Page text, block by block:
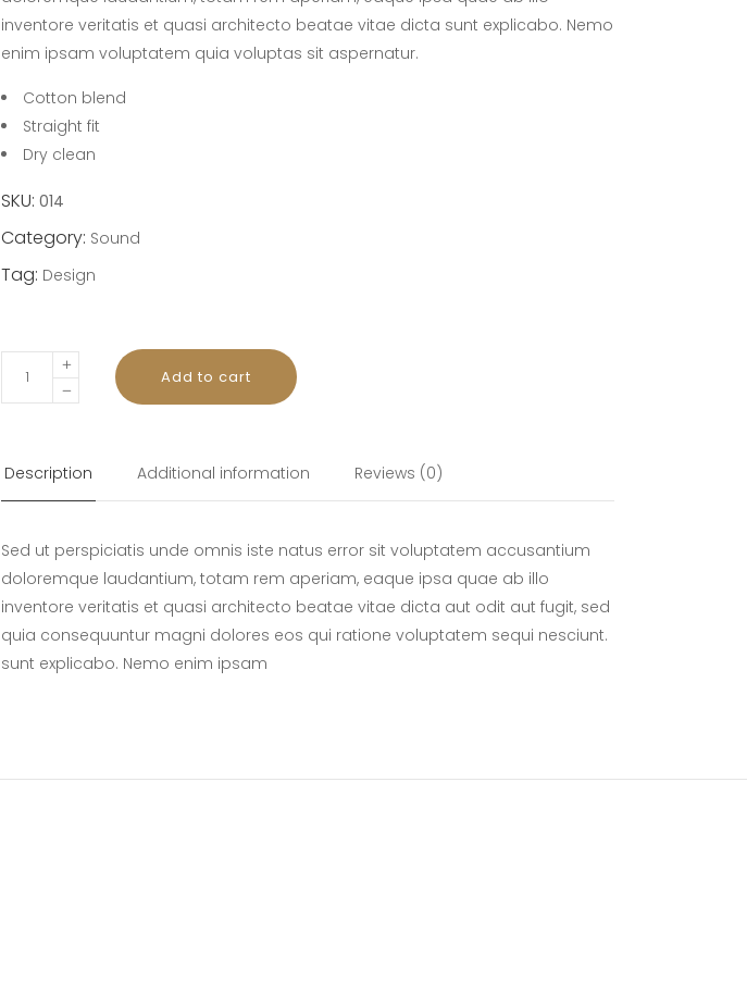
inventore veritatis et quasi architecto beatae vitae dicta sunt explicabo. Nemo
enim ipsam voluptatem quia voluptas sit aspernatur.
Cotton blend
Straight fit
Dry clean
SKU: 014
Category: Sound
Tag: Design
Add to cart
Description Additional information Reviews (0)
Sed ut perspiciatis unde omnis iste natus error sit voluptatem accusantium
doloremque laudantium, totam rem aperiam, eaque ipsa quae ab illo
inventore veritatis et quasi architecto beatae vitae dicta aut odit aut fugit, sed
quia consequuntur magni dolores eos qui ratione voluptatem sequi nesciunt.
sunt explicabo. Nemo enim ipsam